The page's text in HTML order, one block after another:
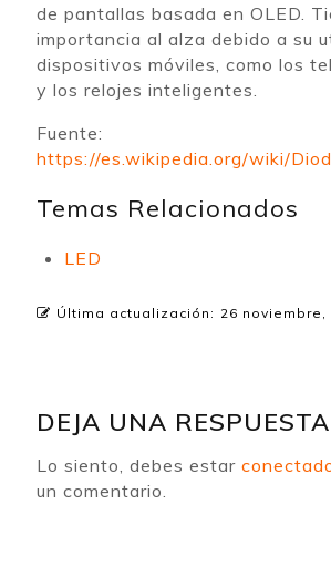
de pantallas basada en OLED.
importancia al alza debido a su
dispositivos móviles, como los
y los relojes inteligentes.
Fuente:
https://es.wikipedia.org/wiki/
Temas Relacionados
LED
Última actualización: 26 noviembre,
DEJA UNA RESPUESTA
Lo siento, debes estar
un comentario.